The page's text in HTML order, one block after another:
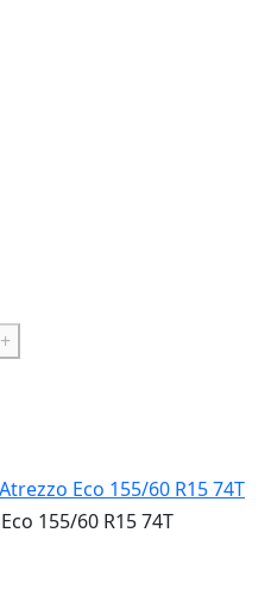
+
155/60 R15 74T